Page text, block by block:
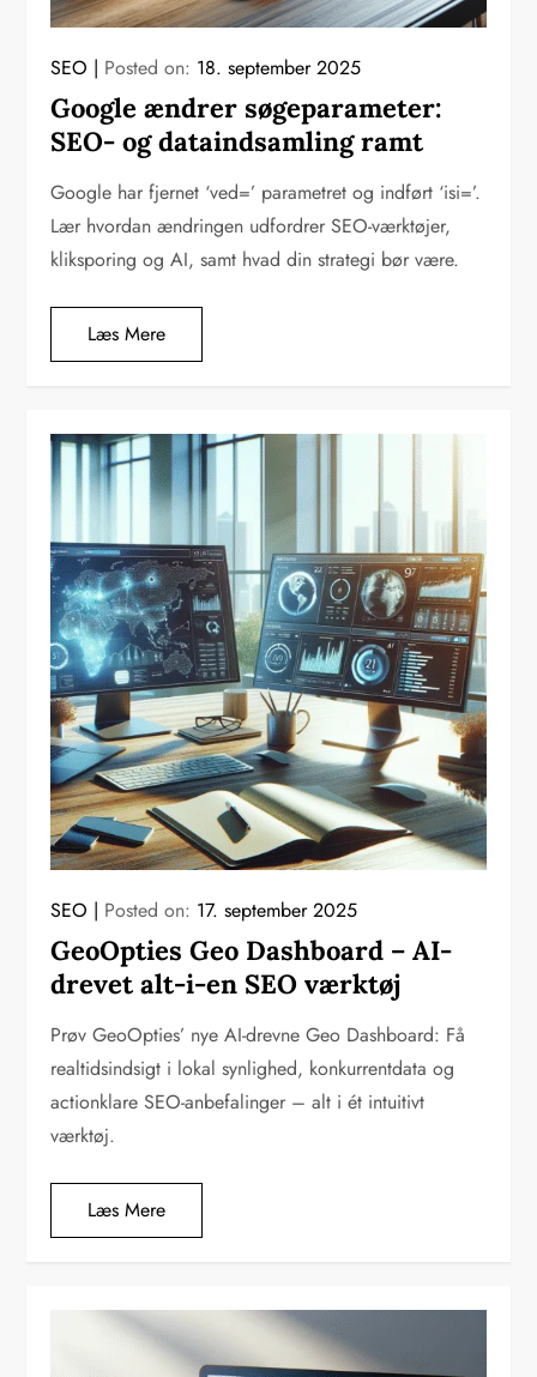
SEO Posted on: 18. september 2025
Google ændrer søgeparameter:
SEO- og dataindsamling ramt
Google har fjernet ‘ved=’ parametret og indført ‘isi=’.
Lær hvordan ændringen udfordrer SEO-værktøjer,
kliksporing og AI, samt hvad din strategi bør være.
Læs Mere
SEO Posted on: 17. september 2025
GeoOpties Geo Dashboard – AI-
drevet alt-i-en SEO værktøj
Prøv GeoOpties’ nye AI-drevne Geo Dashboard: Få
realtidsindsigt i lokal synlighed, konkurrentdata og
actionklare SEO-anbefalinger – alt i ét intuitivt
værktøj.
Læs Mere